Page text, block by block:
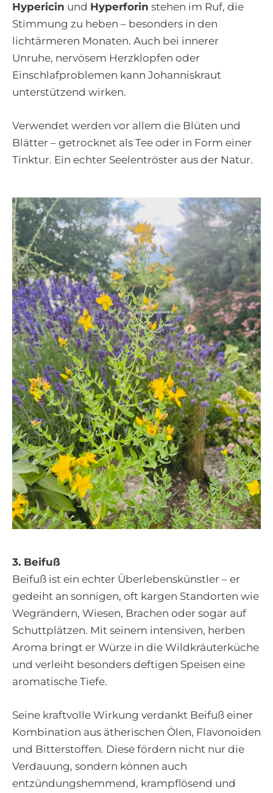
Hypericin und Hyperforin stehen im Ruf, die
Stimmung zu heben – besonders in den
lichtärmeren Monaten. Auch bei innerer
Unruhe, nervösem Herzklopfen oder
Einschlafproblemen kann Johanniskraut
unterstützend wirken.
Verwendet werden vor allem die Blüten und
Blätter – getrocknet als Tee oder in Form einer
Tinktur. Ein echter Seelentröster aus der Natur.
3. Beifuß
Beifuß ist ein echter Überlebenskünstler – er
gedeiht an sonnigen, oft kargen Standorten wie
Wegrändern, Wiesen, Brachen oder sogar auf
Schuttplätzen. Mit seinem intensiven, herben
Aroma bringt er Würze in die Wildkräuterküche
und verleiht besonders deftigen Speisen eine
aromatische Tiefe.
Seine kraftvolle Wirkung verdankt Beifuß einer
Kombination aus ätherischen Ölen, Flavonoiden
und Bitterstoffen. Diese fördern nicht nur die
Verdauung, sondern können auch
entzündungshemmend, krampflösend und